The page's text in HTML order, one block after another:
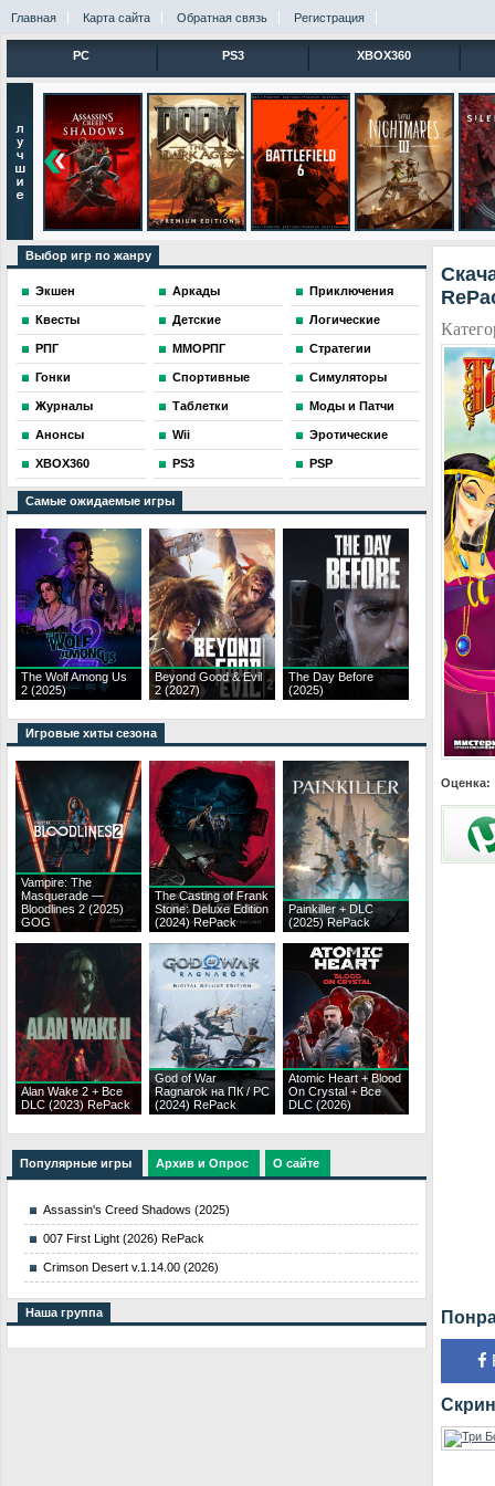
Главная Карта сайта Обратная связь Регистрация
PC PS3 XBOX360
Выбор игр по жанру
Экшен Аркады Приключения
Квесты Детские Логические
РПГ ММОРПГ Стратегии
Гонки Спортивные Симуляторы
Журналы Таблетки Моды и Патчи
Анонсы Wii Эротические
XBOX360 PS3 PSP
Самые ожидаемые игры
The Wolf Among Us
2 (2025)
Beyond Good & Evil
2 (2027)
The Day Before
(2025)
Игровые хиты сезона
Vampire: The
Masquerade —
Bloodlines 2 (2025)
GOG
The Casting of Frank
Stone: Deluxe Edition
(2024) RePack
Painkiller + DLC
(2025) RePack
Alan Wake 2 + Все
DLC (2023) RePack
God of War
Ragnarok на ПК / PC
(2024) RePack
Atomic Heart + Blood
On Crystal + Все
DLC (2026)
Популярные игры Архив и Опрос О сайте
Assassin's Creed Shadows (2025)
007 First Light (2026) RePack
Crimson Desert v.1.14.00 (2026)
Наша группа
Оценка: